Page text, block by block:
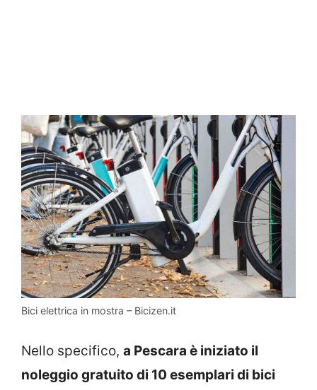
Bici elettrica in mostra – Bicizen.it
Nello specifico, a Pescara è iniziato il
noleggio gratuito di 10 esemplari di bici